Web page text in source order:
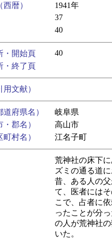
暦）
1941年
37
40
・開始頁
40
・終了頁
文献）
府県名）
岐阜県
郡名）
高山市
村名） 江名子町
荒神社の床下
ズミの通る道
昔、ある人の
て、医者には
こで、占者に
ったことが分
の人が荒神社
いた。